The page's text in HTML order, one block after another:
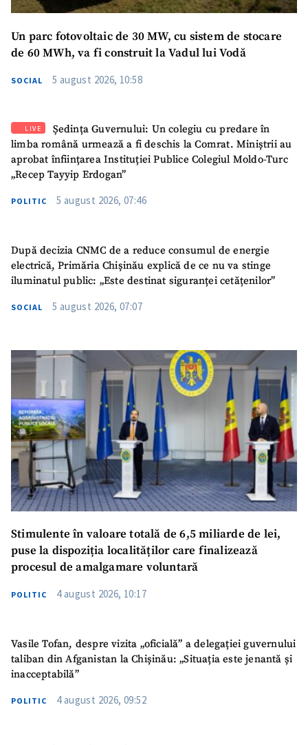
Un parc fotovoltaic de 30 MW, cu sistem de stocare
de 60 MWh, va fi construit la Vadul lui Vodă
SOCIAL 5 august 2026, 10:58
LIVE
Ședința Guvernului: Un colegiu cu predare în
limba română urmează a fi deschis la Comrat. Miniștrii au
aprobat înființarea Instituției Publice Colegiul Moldo-Turc
„Recep Tayyip Erdogan”
POLITIC 5 august 2026, 07:46
După decizia CNMC de a reduce consumul de energie
electrică, Primăria Chișinău explică de ce nu va stinge
iluminatul public: „Este destinat siguranței cetățenilor”
SOCIAL 5 august 2026, 07:07
Stimulente în valoare totală de 6,5 miliarde de lei,
puse la dispoziția localităților care finalizează
procesul de amalgamare voluntară
POLITIC 4 august 2026, 10:17
Vasile Tofan, despre vizita „oficială” a delegației guvernului
taliban din Afganistan la Chișinău: „Situația este jenantă și
inacceptabilă”
POLITIC 4 august 2026, 09:52